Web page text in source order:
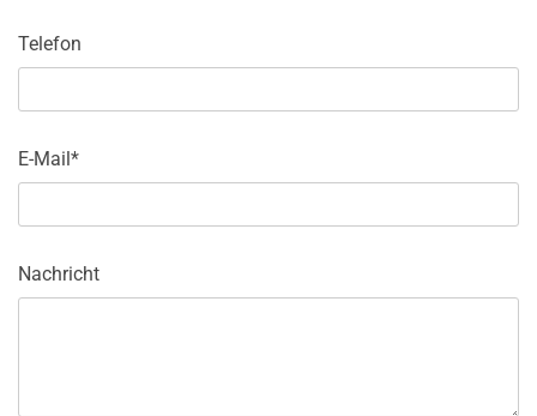
Telefon
E-Mail*
Nachricht